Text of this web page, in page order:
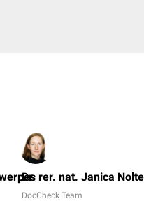
Dr. rer. nat. Janica Nolte
DocCheck Team